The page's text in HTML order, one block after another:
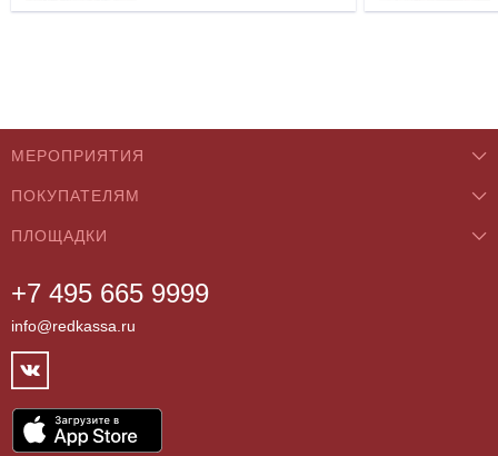
+7 495 665 9999
info@redkassa.ru
МЕРОПРИЯТИЯ
Концерты
Классика
Театры
Фестивали
Спорт
Цирк
ПОКУПАТЕЛЯМ
О нас
Как купить
Возврат билетов
Контакты
Партнёры
ПЛОЩАДКИ
Бар/Ресторан/Кафе
Клуб
Концертный зал
Театр